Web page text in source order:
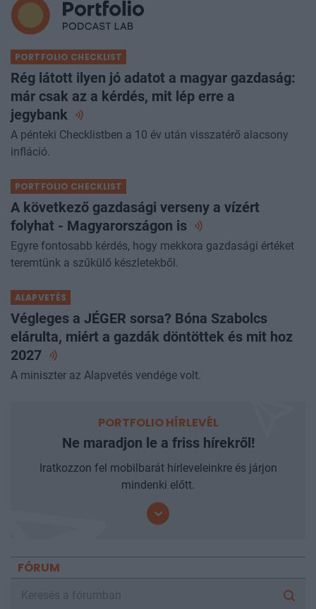
PORTFOLIO CHECKLIST
Rég látott ilyen jó adatot a magyar gazdaság:
már csak az a kérdés, mit lép erre a
jegybank
A pénteki Checklistben a 10 év után visszatérő alacsony
infláció.
PORTFOLIO CHECKLIST
A következő gazdasági verseny a vízért
folyhat - Magyarországon is
Egyre fontosabb kérdés, hogy mekkora gazdasági értéket
teremtünk a szűkülő készletekből.
ALAPVETÉS
Végleges a JÉGER sorsa? Bóna Szabolcs
elárulta, miért a gazdák döntöttek és mit hoz
2027
A miniszter az Alapvetés vendége volt.
PORTFOLIO HÍRLEVÉL
Ne maradjon le a friss hírekről!
Iratkozzon fel mobilbarát hírleveleinkre és járjon
mindenki előtt.
FÓRUM